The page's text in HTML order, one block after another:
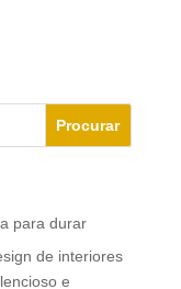
para durar
de interiores
e